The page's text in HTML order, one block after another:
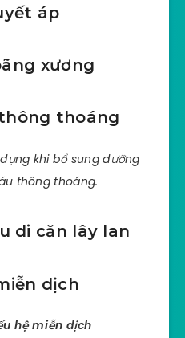
áp
xương
thoáng
khi bổ sung dưỡng
thông thoáng.
di căn lây lan
dịch
hệ miễn dịch